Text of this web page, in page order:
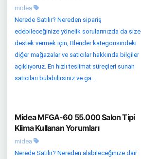
midea
Nerede Satılır? Nereden sipariş
edebileceğinize yönelik sorularınızda da size
destek vermek için, Blender kategorisindeki
diğer mağazalar ve satıcılar hakkında bilgiler
açıklıyoruz. En hızlı teslimat süreçleri sunan
satıcıları bulabilirsiniz ve ga...
Midea MFGA-60 55.000 Salon Tipi
Klima Kullanan Yorumları
midea
Nerede Satılır? Nereden alabileceğinize dair